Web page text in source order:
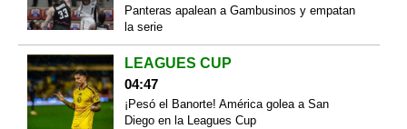
Panteras apalean a Gambusinos y empatan
la serie
LEAGUES CUP
04:47
¡Pesó el Banorte! América golea a San
Diego en la Leagues Cup